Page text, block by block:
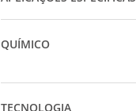
QUÍMICO
TECNOLOGIA